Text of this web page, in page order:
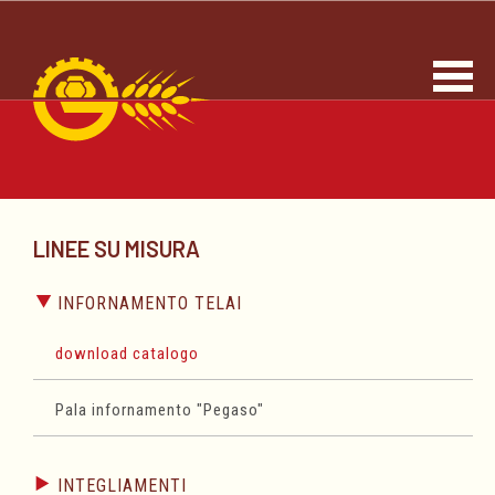
LINEE SU MISURA
INFORNAMENTO TELAI
download catalogo
Pala infornamento "Pegaso"
INTEGLIAMENTI